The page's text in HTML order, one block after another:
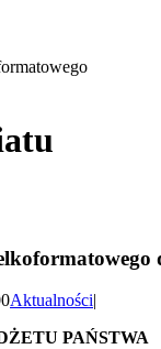
Aktualności|
PAŃSTWA